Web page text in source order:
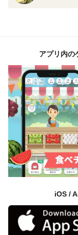
アプリ内の
iOS /